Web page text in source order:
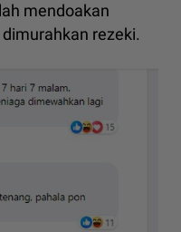
mendoakan
rezeki.